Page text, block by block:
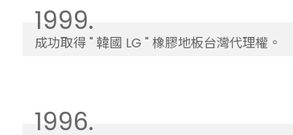
1999.
成功取得 " 韓國 LG " 橡膠地板台灣代理權。
1996.